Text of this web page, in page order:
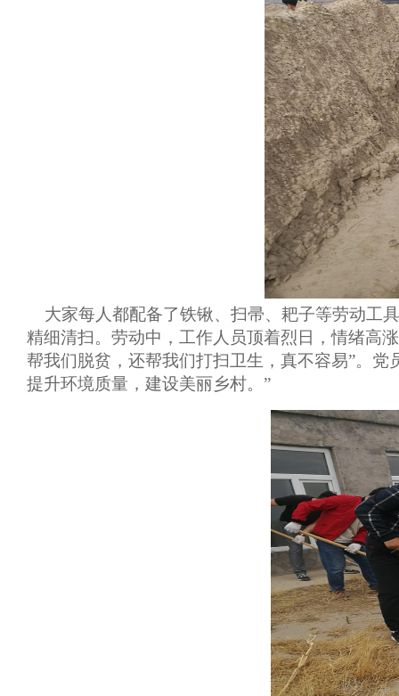
大家每人都配备了铁锹、扫帚、耙子等劳动工
精细清扫。劳动中，工作人员顶着烈日，情绪高
帮我们脱贫，还帮我们打扫卫生，真不容易”。党
提升环境质量，建设美丽乡村。 ”